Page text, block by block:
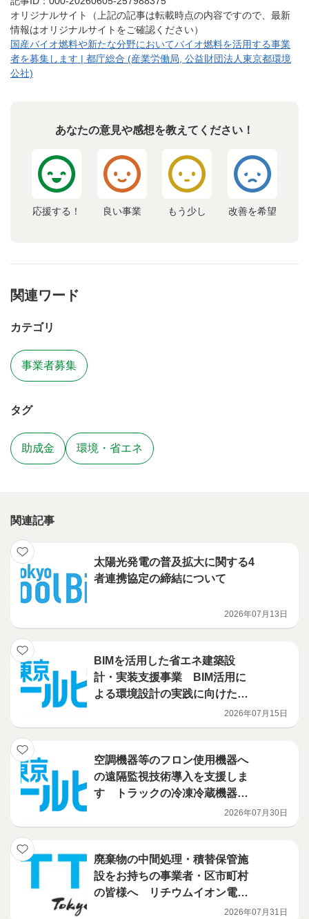
オリジナルサイト（上記の記事は転載時点の内容ですので、最新
情報はオリジナルサイトをご確認ください）
国産バイオ燃料や新たな分野においてバイオ燃料を活用する事業
者を募集します | 都庁総合 (産業労働局, 公益財団法人東京都環境
公社)
あなたの意見や感想を教えてください！
応援する！ 良い事業 もう少し 改善を希望
関連ワード
カテゴリ
事業者募集
タグ
助成金 環境・省エネ
関連記事
太陽光発電の普及拡大に関する4
者連携協定の締結について
2026年07月13日
BIMを活用した省エネ建築設
計・実装支援事業 BIM活用に
よる環境設計の実践に向けたハ
2026年07月15日
空調機器等のフロン使用機器へ
の遠隔監視技術導入を支援しま
す トラックの冷凍冷蔵機器に
導入される技術を補助対象に追
加しました！ フロン漏えい防
進事業
2026年07月30日
廃棄物の中間処理・積替保管施
設をお持ちの事業者・区市町村
の皆様へ リチウムイオン電池
火災対策を、都が支援します2026年07月31日